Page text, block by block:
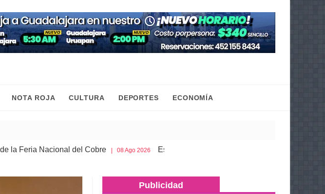
NOTA ROJA CULTURA DEPORTES ECONOMÍA
del Cobre| 08 Ago 2026 Esto es lo que debes llevar en la cajuela para viajar seguro
Publicidad